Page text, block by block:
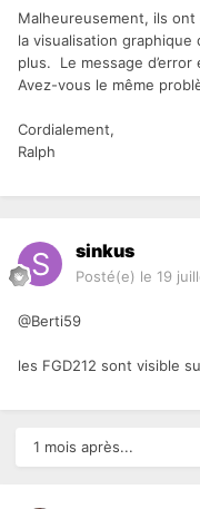
Malheureusement, ils
la visualisation graphique
plus. Le message
Avez-vous le même
Cordialement,
Ralph
sinkus
Posté(e) le 19
@Berti59
les FGD212 sont visible
1 mois après...